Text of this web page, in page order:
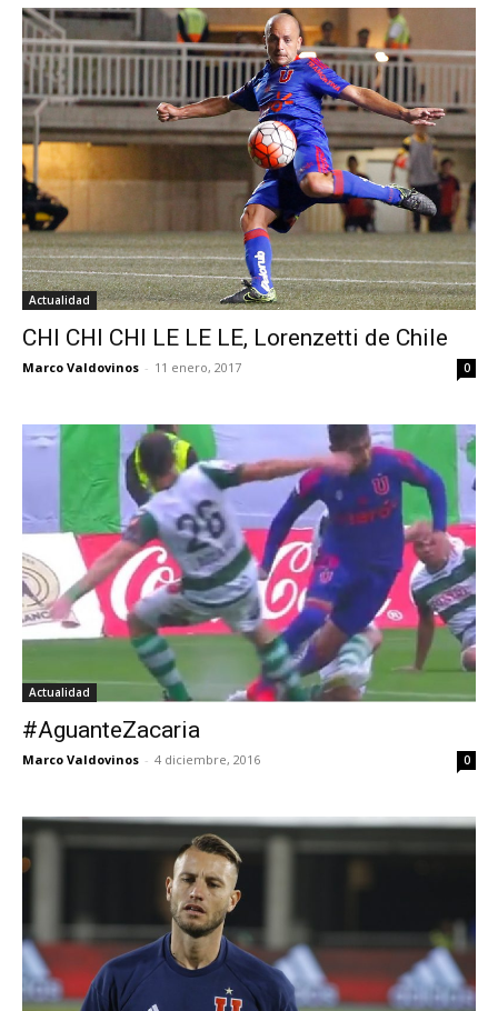
Actualidad
CHI CHI CHI LE LE LE, Lorenzetti de Chile
Marco Valdovinos - 11 enero, 2017 0
Actualidad
#AguanteZacaria
Marco Valdovinos - 4 diciembre, 2016 0